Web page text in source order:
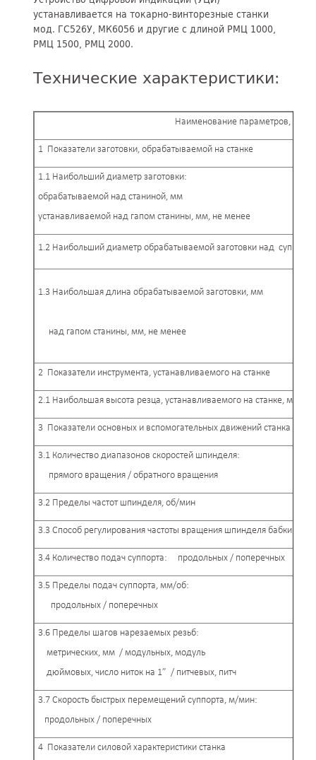
устанавливается на токарно-винторезные станки
мод. ГС526У, МК6056 и другие с длиной РМЦ 1000,
РМЦ 1500, РМЦ 2000.
Технические характеристики:
Наименование параметров,
1 Показатели заготовки, обрабатываемой на станке
1.1 Наибольший диаметр заготовки:
обрабатываемой над станиной, мм
устанавливаемой над гапом станины, мм, не менее
1.2 Наибольший диаметр обрабатываемой заготовки над
1.3 Наибольшая длина обрабатываемой заготовки, мм
над гапом станины, мм, не менее
2 Показатели инструмента, устанавливаемого на станке
2.1 Наибольшая высота резца, устанавливаемого на станке, мм
3 Показатели основных и вспомогательных движений станка
3.1 Количество диапазонов скоростей шпинделя:
прямого вращения / обратного вращения
3.2 Пределы частот шпинделя, об/мин
3.3 Способ регулирования частоты вращения шпинделя бабки
3.4 Количество подач суппорта: продольных / поперечных
3.5 Пределы подач суппорта, мм/об:
продольных / поперечных
3.6 Пределы шагов нарезаемых резьб:
метрических, мм / модульных, модуль
дюймовых, число ниток на 1” / питчевых, питч
3.7 Скорость быстрых перемещений суппорта, м/мин:
продольных / поперечных
4 Показатели силовой характеристики станка